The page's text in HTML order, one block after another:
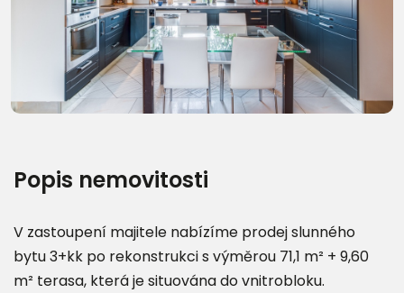
Další fotografie (20)
Popis nemovitosti
V zastoupení majitele nabízíme prodej slunného
bytu 3+kk po rekonstrukci s výměrou 71,1 m² + 9,60
m² terasa, která je situována do vnitrobloku.